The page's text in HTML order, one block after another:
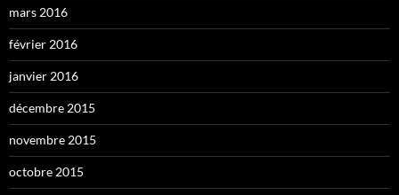
mars 2016
février 2016
janvier 2016
décembre 2015
novembre 2015
octobre 2015